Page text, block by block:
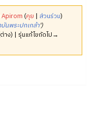
Apirom (คุย | ส่วนร่วม)
นพระปกเกล้า')
าง) | รุ่นแก้ไขถัดไป→